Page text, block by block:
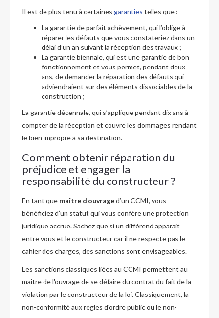
Il est de plus tenu à certaines garanties telles que :
La garantie de parfait achèvement, qui l’oblige à
réparer les défauts que vous constateriez dans un
délai d’un an suivant la réception des travaux ;
La garantie biennale, qui est une garantie de bon
fonctionnement et vous permet, pendant deux
ans, de demander la réparation des défauts qui
adviendraient sur des éléments dissociables de la
construction ;
La garantie décennale, qui s’applique pendant dix ans à
compter de la réception et couvre les dommages rendant
le bien impropre à sa destination.
Comment obtenir réparation du
préjudice et engager la
responsabilité du constructeur ?
En tant que maître d’ouvraged’un CCMI, vous
bénéficiez d’un statut qui vous confère une protection
juridique accrue. Sachez que si un différend apparait
entre vous et le constructeur car il ne respecte pas le
cahier des charges, des sanctions sont envisageables.
Les sanctions classiques liées au CCMI permettent au
maître de l'ouvrage de se défaire du contrat du fait de la
violation par le constructeur de la loi. Classiquement, la
non-conformité aux règles d'ordre public ou le non-